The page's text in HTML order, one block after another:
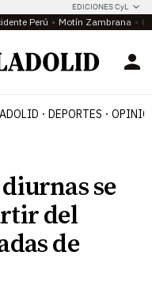
EDICIONES CyL
Perú Motín Zambrana
DEPORTES
se
del
de